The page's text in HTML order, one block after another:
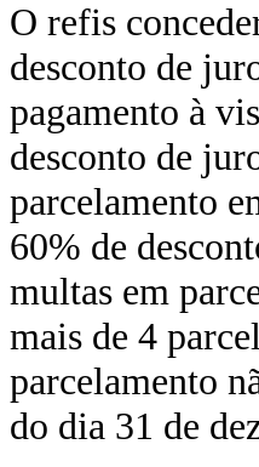
O refis
desconto de
pagamento à
desconto de
parcelamento
60% de
multas em
mais de 4
parcelamento
do dia 31 de